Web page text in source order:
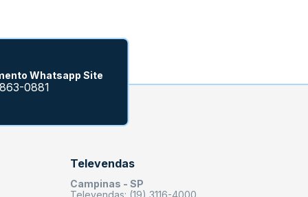
Whatsapp Site
0881
Televendas
Campinas - SP
Televendas: (19) 3116-4000